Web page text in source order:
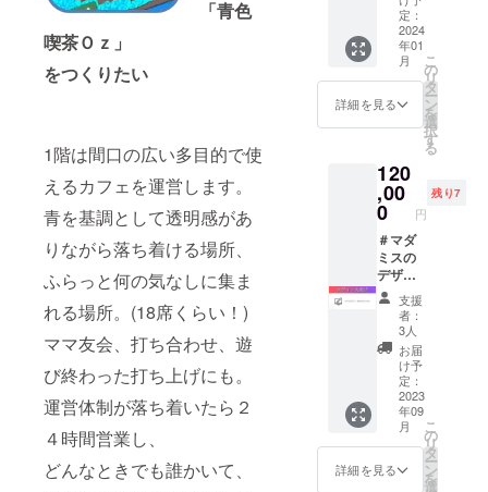
「青色
喫茶Ｏｚ」
をつくりたい
1階は間口の広い多目的で使
えるカフェを運営します。
青を基調として透明感があ
りながら落ち着ける場所、
ふらっと何の気なしに集ま
れる場所。(18席くらい！)
ママ友会、打ち合わせ、遊
び終わった打ち上げにも。
運営体制が落ち着いたら２
４時間営業し、
どんなときでも誰かいて、
ら始め
る知識
Zoomに
て行い
ます。
11月19
日(日)
19時か
ら22時
監修を
行う久
保よし
やによ
る 個別
講義を
行いま
す。 事
ストプ
レイ(人
員会場
は弊社
手配)を
して 後
日要件
をまと
めたレ
ポート
と共に
ブラッ
シュ
アップ
や広報
宣伝の
アドバ
イス等
を 実施
定：
2024
年01
月
詳細を見る
こ
の
リ
タ
ー
ン
を
選
択
す
る
120
,00
0 円
残り7
＃マダ
ミスの
デザイ
ンを丸
投げで
きま
す。
パッ
ケージ
のレイ
アウト
や文字
の流し
込み、
印刷所
支援
者：
3人
お届
け予
定：
2023
年09
月
詳細を見る
こ
の
リ
タ
ー
ン
を
選